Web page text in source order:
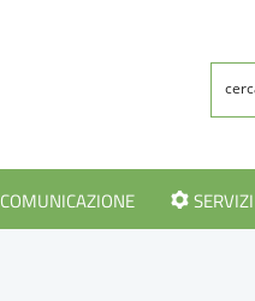
COMUNICAZIONE SERVIZI